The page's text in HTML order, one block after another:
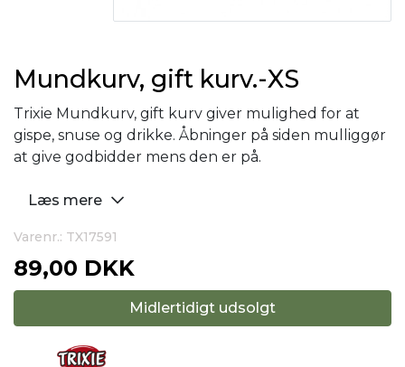
Mundkurv, gift kurv.-XS
Trixie Mundkurv, gift kurv giver mulighed for at
gispe, snuse og drikke. Åbninger på siden mulliggør
at give godbidder mens den er på.
Læs mere
Varenr.: TX17591
89,00 DKK
Midlertidigt udsolgt